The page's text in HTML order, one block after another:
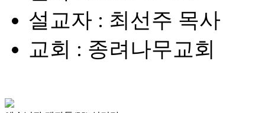
설교자 : 최선주 목사
교회 : 종려나무교회